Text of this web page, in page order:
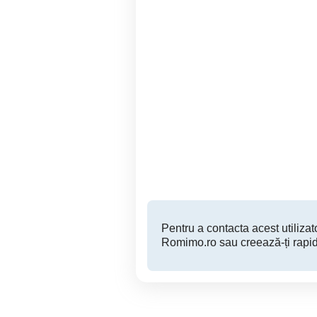
Pentru a contacta acest
Romimo.ro sau creează-ți